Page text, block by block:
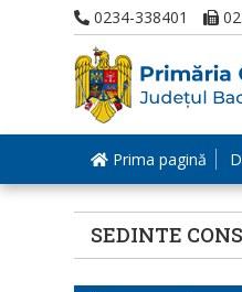
0234-338401
Prima pagină
SEDINTE